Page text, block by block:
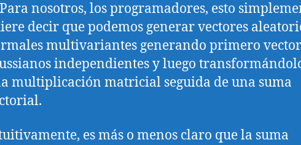
nosotros, los programadores, esto
decir que podemos generar vectores
multivariantes generando primero
independientes y luego
multiplicación matricial seguida de una suma
es más o menos claro que la suma